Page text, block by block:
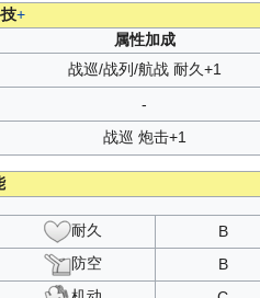
+
属性加成
战巡/战列/航战 耐久+1
-
战巡 炮击+1
耐久
B
防空
B